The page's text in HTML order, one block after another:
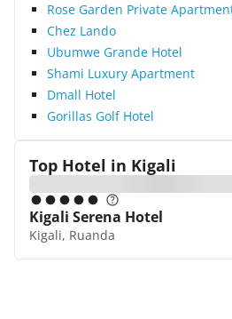
Rose Garden Private
Chez Lando
Ubumwe Grande Hotel
Shami Luxury Apartment
Dmall Hotel
Gorillas Golf Hotel
Top Hotel in Kigali
Kigali Serena Hotel
Kigali, Ruanda